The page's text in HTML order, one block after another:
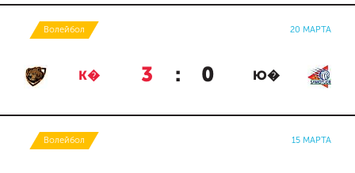
Волейбол 20 МАРТА
К� 3 : 0 Ю�
Волейбол 15 МАРТА